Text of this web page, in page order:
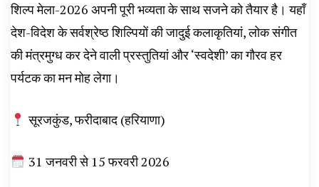
शिल्प मेला-2026 अपनी पूरी भव्यता के साथ सजने को तैयार है। यहाँ
देश-विदेश के सर्वश्रेष्ठ शिल्पियों की जादुई कलाकृतियां, लोक संगीत
की मंत्रमुग्ध कर देने वाली प्रस्तुतियां और ‘स्वदेशी’ का गौरव हर
पर्यटक का मन मोह लेगा।
सूरजकुंड, फरीदाबाद (हरियाणा)
31 जनवरी से 15 फरवरी 2026